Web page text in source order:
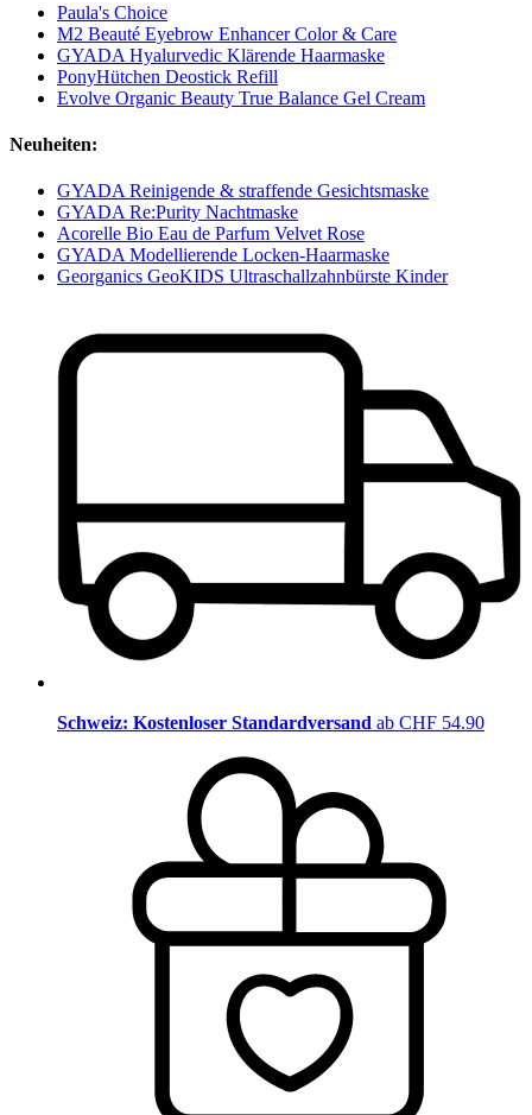
Paula's Choice
M2 Beauté Eyebrow Enhancer Color & Care
GYADA Hyalurvedic Klärende Haarmaske
PonyHütchen Deostick Refill
Evolve Organic Beauty True Balance Gel Cream
Neuheiten:
GYADA Reinigende & straffende Gesichtsmaske
GYADA Re:Purity Nachtmaske
Acorelle Bio Eau de Parfum Velvet Rose
GYADA Modellierende Locken-Haarmaske
Georganics GeoKIDS Ultraschallzahnbürste Kinder
Schweiz: Kostenloser Standardversand ab CHF 54.90